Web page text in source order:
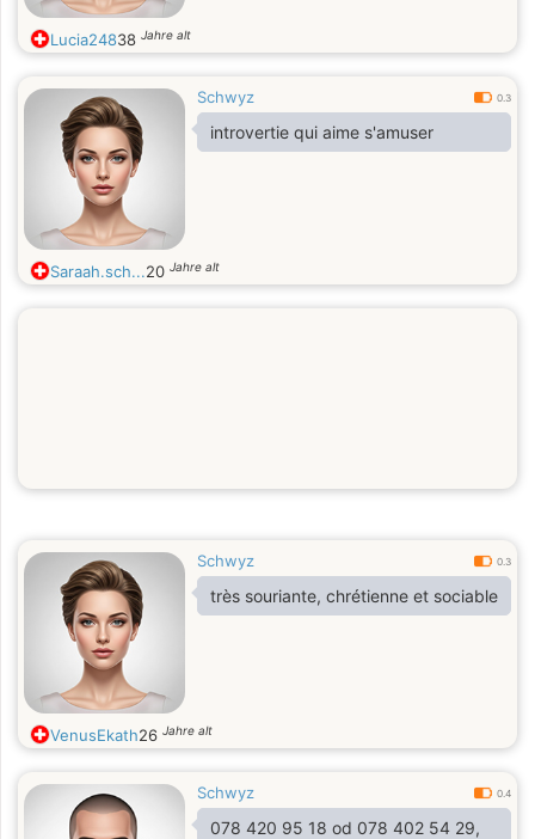
Lucia24838 Jahre alt
Schwyz 0.3
introvertie qui aime s'amuser
Saraah.sch...20 Jahre alt
Schwyz 0.3
très souriante, chrétienne et sociable
VenusEkath26 Jahre alt
Schwyz 0.4
078 420 95 18 od 078 402 54 29,